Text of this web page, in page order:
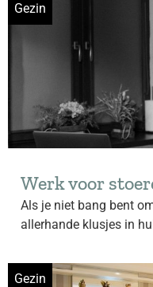
Gezin
Werk voor
Als je niet bang bent
allerhande klusjes in
Gezin